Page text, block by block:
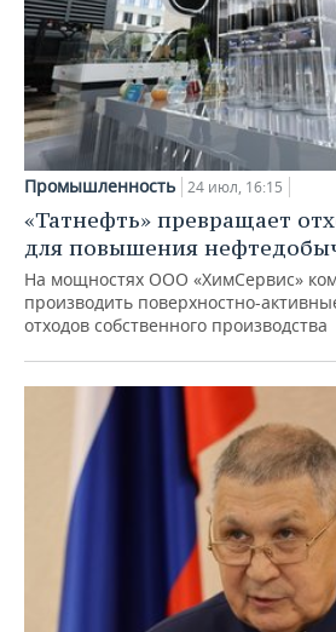
Промышленность 24 июл, 16:15
«Татнефть» превращает
для повышения
На мощностях ООО «ХимСервис»
производить поверхностно-
отходов собственного производства